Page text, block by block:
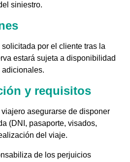
siniestro.
por el cliente tras la
estará sujeta a disponibilidad
adicionales.
y requisitos
asegurarse de disponer
(DNI, pasaporte, visados,
del viaje.
de los perjuicios